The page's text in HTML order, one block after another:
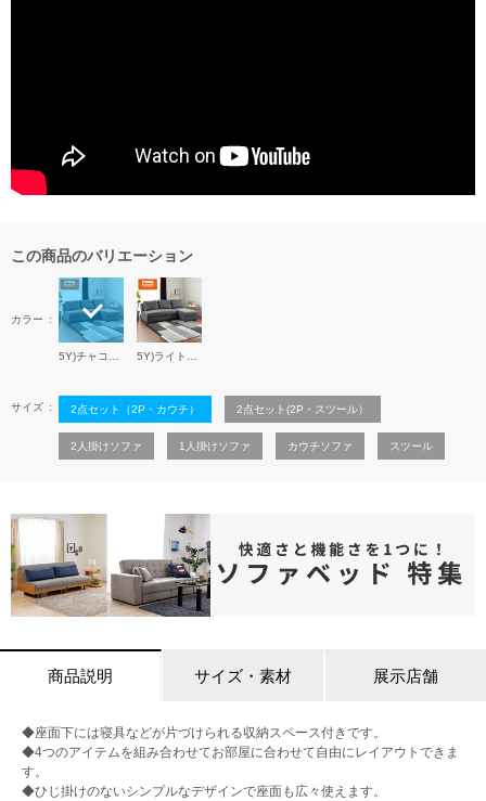
この商品のバリエーション
カラー
サイズ 2点セット（2P・カウチ） 2点セット(2P・スツール）
2人掛けソファ 1人掛けソファ カウチソファ スツール
商品説明 サイズ・素材 展示店舗
◆座面下には寝具などが片づけられる収納スペース付きです。
◆4つのアイテムを組み合わせてお部屋に合わせて自由にレイアウトできま
す。
◆ひじ掛けのないシンプルなデザインで座面も広々使えます。